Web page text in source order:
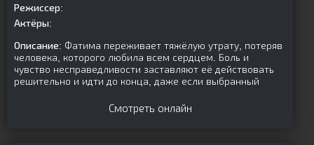
Режиссер:
Актёры:
Описание: Фатима переживает тяжёлую утрату, потеряв
человека, которого любила всем сердцем. Боль и
чувство несправедливости заставляют её действовать
решительно и идти до конца, даже если выбранный
Смотреть онлайн